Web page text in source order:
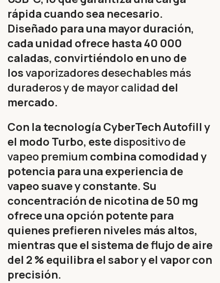
rápida cuando sea necesario.
Diseñado para una mayor duración,
cada unidad ofrece hasta 40 000
caladas, convirtiéndolo en uno de
losvaporizadores desechables más
duraderos y de mayor calidad del
mercado.
Con la tecnología CyberTech Autofill y
el modo Turbo, estedispositivo de
vapeo premium combina comodidad y
potencia para una experiencia de
vapeo suave y constante. Su
concentración de nicotina de 50 mg
ofrece una opción potente para
quienes prefieren niveles más altos,
mientras que el sistema de flujo de aire
del 2 % equilibra el sabor y el vapor con
precisión.